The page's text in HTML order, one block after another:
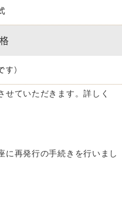
）
ていただきます。詳しく
に再発行の手続きを行いまし